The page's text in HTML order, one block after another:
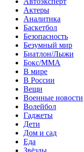
Актеры
Аналитика
Баскетбол
Безопасность
Безумный мир
Биатлон/Лыжи
Бокс/MMA
В мире
В России
Вещи
Военные новости
Волейбол
Гаджеты
Дети
Дом и сад
Еда
Звёзды